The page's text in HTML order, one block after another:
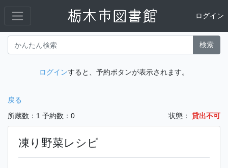
ログイン
検索
ログインすると、予約ボタンが表示されます。
戻る
所蔵数：1 予約数：0 状態： 貸出不可
凍り野菜レシピ